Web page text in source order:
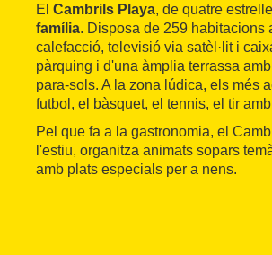
El Cambrils Playa, de quatre
família. Disposa de 259 habitacions
calefacció, televisió via satèl·lit i
pàrquing i d'una àmplia terrassa
para-sols. A la zona lúdica, els més
futbol, el bàsquet, el tennis, el tir
Pel que fa a la gastronomia, el
l'estiu, organitza animats sopars
amb plats especials per a nens.